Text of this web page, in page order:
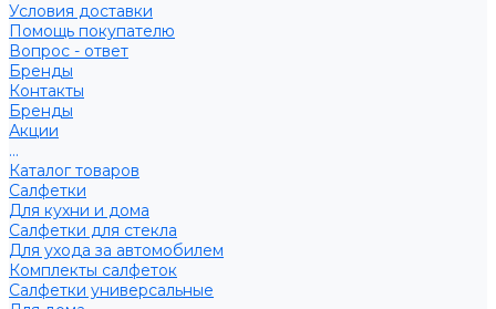
Условия доставки
Помощь покупателю
Вопрос - ответ
Бренды
Контакты
Бренды
Акции
...
Каталог товаров
Салфетки
Для кухни и дома
Салфетки для стекла
Для ухода за автомобилем
Комплекты салфеток
Салфетки универсальные